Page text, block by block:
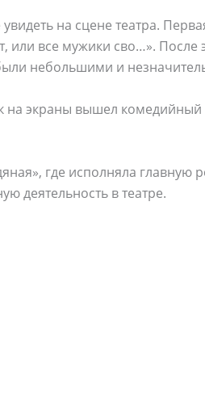
на сцене театра.
или все мужики сво…». После
небольшими и
на экраны вышел
где исполняла главную
деятельность в театре.